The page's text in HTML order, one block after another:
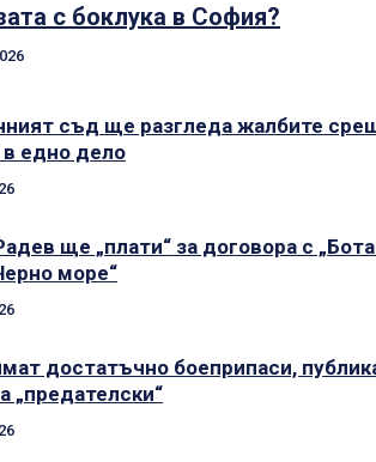
с боклука в София?
съд ще разгледа жалбите
едно дело
ще „плати“ за договора с
море“
достатъчно боеприпаси,
„предателски“